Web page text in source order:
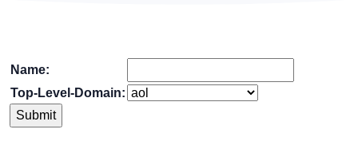
Name:
Top-Level-Domain: